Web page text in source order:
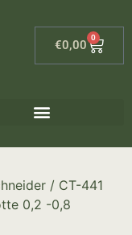
€0,00
0
/ CT-441
0,2 -0,8